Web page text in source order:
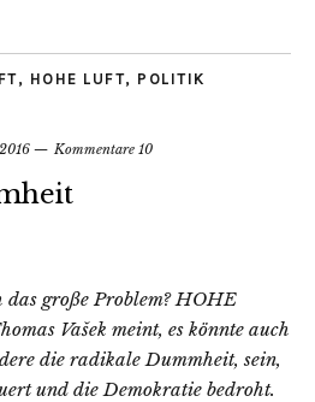
, HOHE LUFT, POLITIK
Kommentare 10
große Problem? HOHE
Vašek meint, es könnte auch
die radikale Dummheit, sein,
und die Demokratie bedroht.